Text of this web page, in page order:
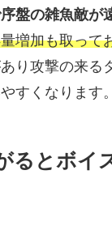
盤の雑魚敵が
増加も取って
り攻撃の来る
すくなります。
とボイ